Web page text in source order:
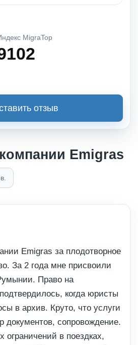
MigraTop
отзыв
Emigras
Emigras за плодотворное
За 2 года мне присвоили
Право на
когда юристы
в архив. Круто, что услуги
документов, сопровождение.
ограничений в поездках,